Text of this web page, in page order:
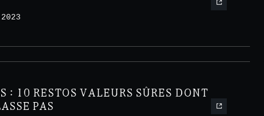
: 10 RESTOS VALEURS SÛRES DONT
PAS